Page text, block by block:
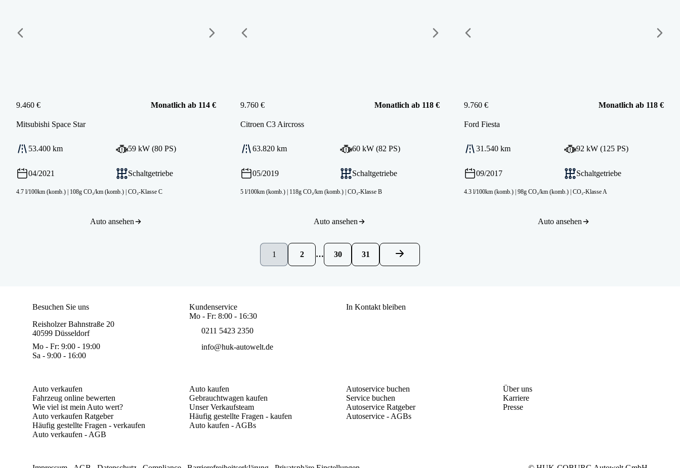
9.460 € Monatlich ab 114 €
Mitsubishi Space Star
53.400 km 59 kW (80 PS)
04/2021 Schaltgetriebe
4.7 l/100km (komb.) | 108g CO₂/km (komb.) | CO₂-Klasse C
Auto ansehen
9.760 € Monatlich ab 118 €
Citroen C3 Aircross
63.820 km 60 kW (82 PS)
05/2019 Schaltgetriebe
5 l/100km (komb.) | 118g CO₂/km (komb.) | CO₂-Klasse B
Auto ansehen
9.760 € Monatlich ab 118 €
Ford Fiesta
31.540 km 92 kW (125 PS)
09/2017 Schaltgetriebe
4.3 l/100km (komb.) | 98g CO₂/km (komb.) | CO₂-Klasse A
Auto ansehen
1 2 … 30 31
Besuchen Sie uns
Reisholzer Bahnstraße 20
40599 Düsseldorf
Mo - Fr: 9:00 - 19:00
Sa - 9:00 - 16:00
Kundenservice
Mo - Fr: 8:00 - 16:30
0211 5423 2350
info@huk-autowelt.de
In Kontakt bleiben
Auto verkaufen
Fahrzeug online bewerten
Wie viel ist mein Auto wert?
Auto verkaufen Ratgeber
Häufig gestellte Fragen - verkaufen
Auto verkaufen - AGB
Auto kaufen
Gebrauchtwagen kaufen
Unser Verkaufsteam
Häufig gestellte Fragen - kaufen
Auto kaufen - AGBs
Autoservice buchen
Service buchen
Autoservice Ratgeber
Autoservice - AGBs
Über uns
Karriere
Presse